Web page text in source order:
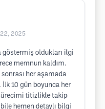
22, 2025
göstermiş oldukları ilgi
memnun kaldım.
sonrası her aşamada
10 gün boyunca her
titizlikle takip
hemen detaylı bilgi